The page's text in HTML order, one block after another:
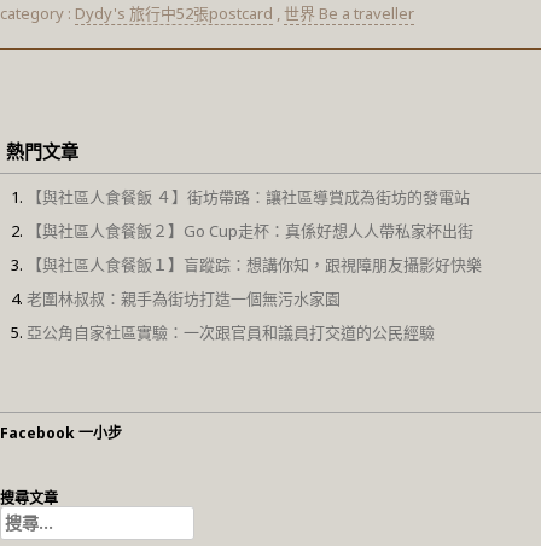
category : Dydy's 旅行中52張postcard 世界 Be a traveller
熱門文章
【與社區人食餐飯 ４】街坊帶路：讓社區導賞成為街坊的發電站
【與社區人食餐飯２】Go Cup走杯：真係好想人人帶私家杯出街
【與社區人食餐飯１】盲蹤踪：想講你知，跟視障朋友攝影好快樂
老圍林叔叔：親手為街坊打造一個無污水家園
亞公角自家社區實驗：一次跟官員和議員打交道的公民經驗
Facebook 一小步
搜尋文章
搜
尋